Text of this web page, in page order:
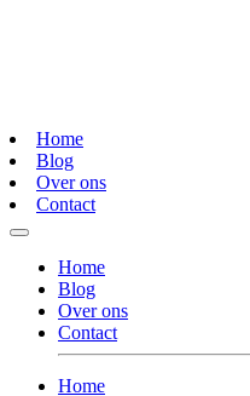
Home
Blog
Over ons
Contact
Home
Blog
Over ons
Contact
Home